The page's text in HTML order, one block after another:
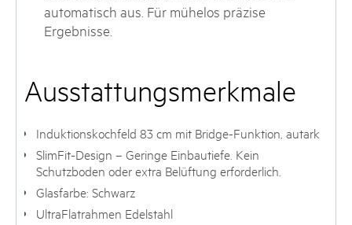
automatisch aus. Für mühelos präzise
Ergebnisse.
Ausstattungsmerkmale
Induktionskochfeld 83 cm mit Bridge-Funktion, autark
SlimFit-Design – Geringe Einbautiefe. Kein
Schutzboden oder extra Belüftung erforderlich.
Glasfarbe: Schwarz
UltraFlatrahmen Edelstahl